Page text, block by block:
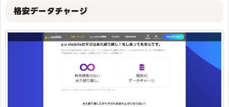
格安データチャージ